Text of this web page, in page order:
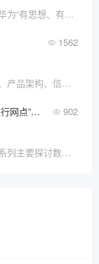
让软件工程3.0从“纯技术工程”升华为“有思想、有价值、有温度”的智能工程
1562
结合系统思维，并分析业务架构、产品架构、信息架构的定义及关系，分享如何学习产品架构能力的经验。
“金融服务无处不在，就是不在银行网点”会成真吗？（上篇） 902
【导读】《我的数字化银行观》系列主要探讨数字化银行的愿景、战略、业务、数据、技术等方面内容，阐述个人的见解。